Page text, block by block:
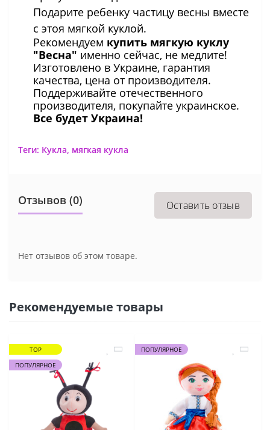
Подарите ребенку частицу весны вместе
с этоя мягкой куклой.
Рекомендуем купить мягкую куклу
"Весна" именно сейчас, не медлите!
Изготовлено в Украине, гарантия
качества, цена от производителя.
Поддерживайте отечественного
производителя, покупайте украинское.
Все будет Украина!
Теги: Кукла, мягкая кукла
Отзывов (0) Оставить отзыв
Нет отзывов об этом товаре.
Рекомендуемые товары
TOP
ПОПУЛЯРНОЕ
ПОПУЛЯРНОЕ